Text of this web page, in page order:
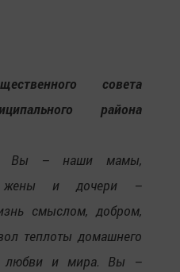
совета
района
Вы – наши мамы,
жены и дочери –
смыслом, добром,
теплоты домашнего
любви и мира. Вы –